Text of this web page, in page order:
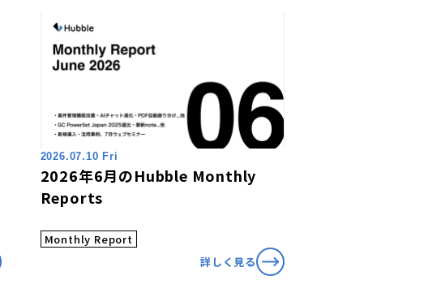
2026.07.10 Fri
2026年6月のHubble Monthly
Reports
Monthly Report
詳しく見る